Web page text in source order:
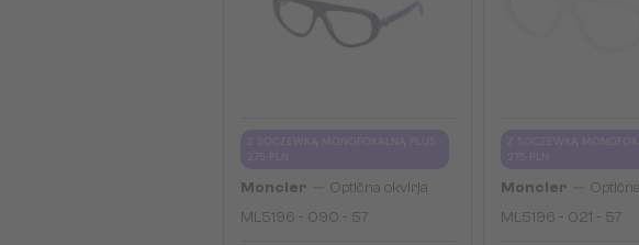
Moncler
Optična okvirja
ML5196 - 090 - 57
Moncler
ML5196 - 021 - 57